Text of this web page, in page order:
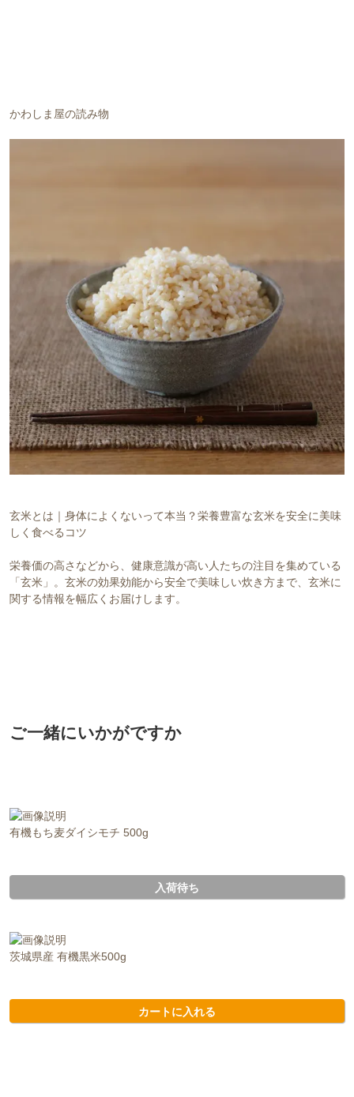
かわしま屋の読み物
玄米とは｜身体によくないって本当？栄養豊富な玄米を安全に美味
しく食べるコツ
栄養価の高さなどから、健康意識が高い人たちの注目を集めている
「玄米」。玄米の効果効能から安全で美味しい炊き方まで、玄米に
関する情報を幅広くお届けします。
ご一緒にいかがですか
有機もち麦ダイシモチ 500g
入荷待ち
茨城県産 有機黒米500g
カートに入れる